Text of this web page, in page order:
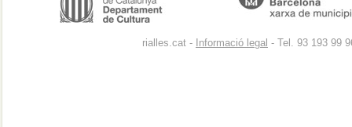
rialles.cat - Informació legal - Tel. 93 193 99